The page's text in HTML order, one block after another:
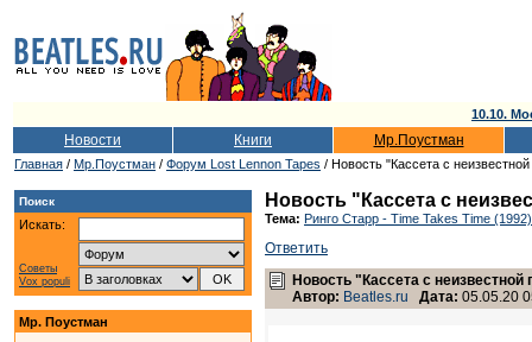
10.10.
Новости Книги Мр.Поустман
Главная / Мр.Поустман / Форум Lost Lennon Tapes / Новость "Кассета с
Поиск
Искать:
Советы
Vox populi
Мр. Поустман
Новость "Кассета с
Тема: Ринго Старр - Time Takes Time (1992)
Ответить
Новость "Кассета с
Автор: Beatles.ru Дата: 05.05.20